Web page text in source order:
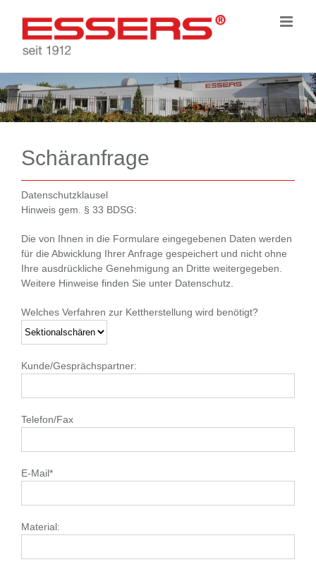
Inhalt
springen
Schäranfrage
Datenschutzklausel
Hinweis gem. § 33 BDSG:
Die von Ihnen in die Formulare eingegebenen Daten werden
für die Abwicklung Ihrer Anfrage gespeichert und nicht ohne
Ihre ausdrückliche Genehmigung an Dritte weitergegeben.
Weitere Hinweise finden Sie unter Datenschutz
Welches Verfahren zur Kettherstellung wird benötigt?
Kunde/Gesprächspartner:
Telefon/Fax
E-Mail*
Material: